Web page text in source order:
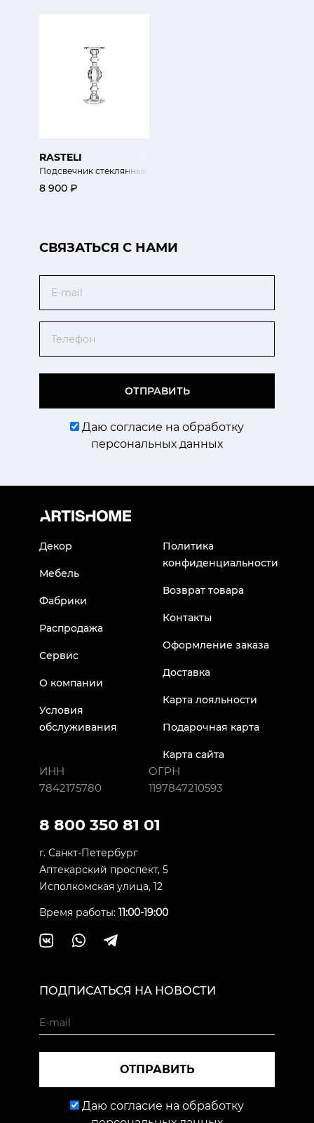
RASTELI
Подсвечник стеклянный Соты 30 см
8 900 ₽
CВЯЗАТЬСЯ С НАМИ
ОТПРАВИТЬ
Даю согласие на обработку
персональных данных
Декор
Мебель
Фабрики
Распродажа
Сервис
О компании
Условия
обслуживания
Политика
конфиденциальности
Возврат товара
Контакты
Оформление заказа
Доставка
Карта лояльности
Подарочная карта
Карта сайта
ИНН
7842175780
ОГРН
1197847210593
8 800 350 81 01
г. Санкт-Петербург
Аптекарский проспект, 5
Исполкомская улица, 12
Время работы: 11:00-19:00
ПОДПИСАТЬСЯ НА НОВОСТИ
ОТПРАВИТЬ
Даю согласие на обработку